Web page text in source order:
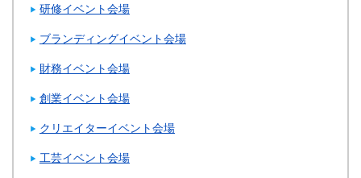
研修イベント会場
ブランディングイベント会場
財務イベント会場
創業イベント会場
クリエイターイベント会場
工芸イベント会場